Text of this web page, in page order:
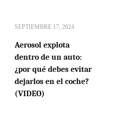
SEPTIEMBRE 17, 2024
Aerosol explota
dentro de un auto:
¿por qué debes evitar
dejarlos en el coche?
(VIDEO)